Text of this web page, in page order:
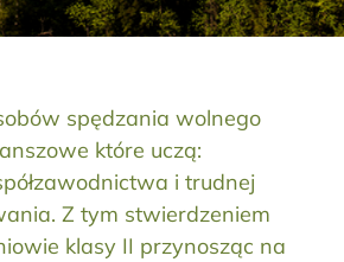
spędzania wolnego
które uczą:
i trudnej
Z tym stwierdzeniem
klasy II przynosząc na